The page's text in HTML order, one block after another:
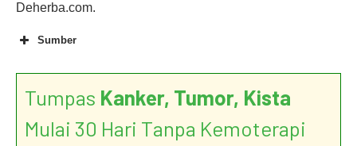
Deherba.com.
Sumber
Tumpas Kanker, Tumor, Kista
Mulai 30 Hari Tanpa Kemoterapi